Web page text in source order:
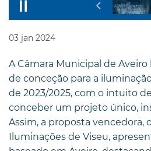
03 jan 2024
A Câmara Municipal de
de conceção para a
de 2023/2025, com o intuito
conceber um projeto único,
Assim, a proposta vencedora,
Iluminações de Viseu,